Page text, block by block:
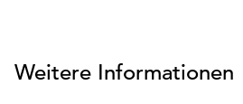
Weitere Informationen